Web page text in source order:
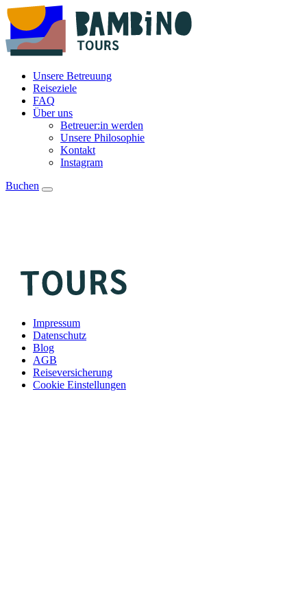
Unsere Betreuung
Reiseziele
FAQ
Über uns
Betreuer:in werden
Unsere Philosophie
Kontakt
Instagram
Buchen
Impressum
Datenschutz
Blog
AGB
Reiseversicherung
Cookie Einstellungen